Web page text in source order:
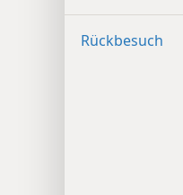
Rückbesuch